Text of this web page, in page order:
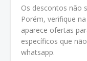
Os descontos não
Porém, verifique
aparece ofertas
específicos que
whatsapp.